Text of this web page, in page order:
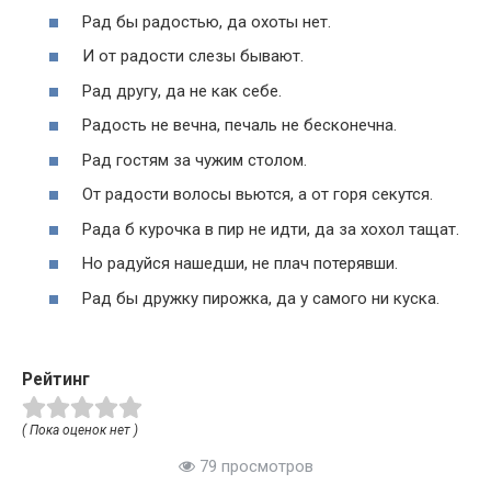
Рад бы радостью, да охоты нет.
И от радости слезы бывают.
Рад другу, да не как себе.
Радость не вечна, печаль не бесконечна.
Рад гостям за чужим столом.
От радости волосы вьются, а от горя секутся.
Рада б курочка в пир не идти, да за хохол тащат.
Но радуйся нашедши, не плач потерявши.
Рад бы дружку пирожка, да у самого ни куска.
Рейтинг
( Пока оценок нет )
79 просмотров